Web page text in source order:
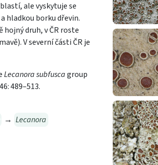
ale vyskytuje se
hladkou borku dřevin.
hojný druh, v ČR roste
V severní části ČR je
Lecanora subfuscagroup
489–513.
→ Lecanora